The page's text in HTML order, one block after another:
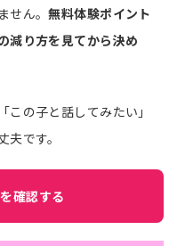
せん。無料体験ポイント
減り方を見てから決め
の子と話してみたい」
です。
確認する